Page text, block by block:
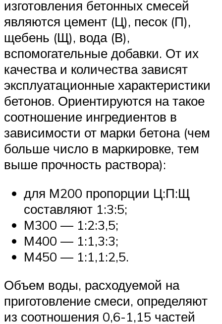
изготовления бетонных смесей
являются цемент (Ц), песок (П),
щебень (Щ), вода (В),
вспомогательные добавки. От их
качества и количества зависят
эксплуатационные характеристики
бетонов. Ориентируются на такое
соотношение ингредиентов в
зависимости от марки бетона (чем
больше число в маркировке, тем
выше прочность раствора):
для М200 пропорции Ц:П:Щ
составляют 1:3:5;
М300 — 1:2:3,5;
М400 — 1:1,3:3;
М450 — 1:1,1:2,5.
Объем воды, расходуемой на
приготовление смеси, определяют
из соотношения 0,6-1,15 частей